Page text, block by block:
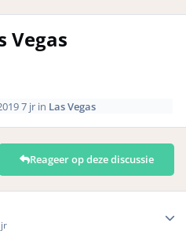
Vegas
7 jr in Las Vegas
Reageer op deze discussie